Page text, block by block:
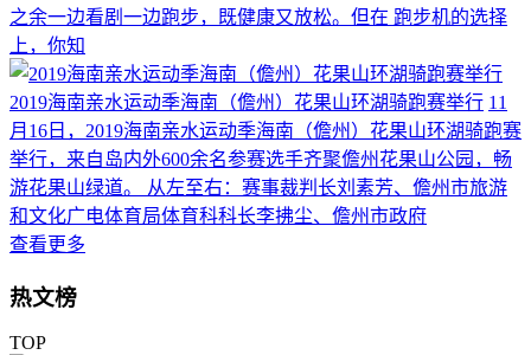
之余一边看剧一边跑步，既健康又放松。但在 跑步机的选择
上，你知
2019海南亲水运动季海南（儋州）花果山环湖骑跑赛举行 11
月16日，2019海南亲水运动季海南（儋州）花果山环湖骑跑赛
举行，来自岛内外600余名参赛选手齐聚儋州花果山公园，畅
游花果山绿道。 从左至右：赛事裁判长刘素芳、儋州市旅游
和文化广电体育局体育科科长李拂尘、儋州市政府
查看更多
热文榜
TOP